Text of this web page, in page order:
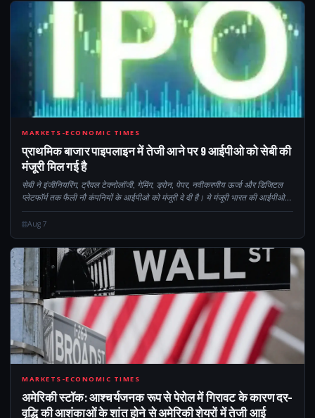
9MARKETS-ECONOMIC TIMES
प्राथमिक बाजार पाइपलाइन में तेजी आने पर 9 आईपीओ को सेबी की
मंजूरी मिल गई है
सेबी ने इंजीनियरिंग, ट्रैवल टेक्नोलॉजी, गेमिंग, ड्रोन, पेपर, नवीकरणीय ऊर्जा और डिजिटल
प्लेटफॉर्म तक फैली नौ कंपनियों के आईपीओ को मंजूरी दे दी है। ये मंजूरी भारत की आईपीओ
पाइपलाइन को मजबूत करती है, जिसमें लैक्स्यो,...
Aug 7
CM
MARKETS-ECONOMIC TIMES
अमेरिकी स्टॉक: आश्चर्यजनक रूप से पेरोल में गिरावट के कारण दर-
वृद्धि की आशंकाओं के शांत होने से अमेरिकी शेयरों में तेजी आई